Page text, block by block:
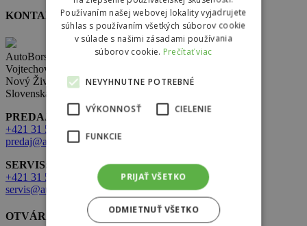
KONTAKT
AutoBors s.r.o.
Vojtechovce 321,
Nový Život 930 38
Slovenská republika
PREDAJ:
+421 31 569 2 502
predaj@autobors.sk
SERVIS:
+421 31 569 1 080
servis@autobors.sk
OTVÁRACIE HODINY
Používaním našej webovej lokality vyjadrujete
súhlas s používaním všetkých súborov cookie
v súlade s našimi zásadami používania
súborov cookie. Prečítať viac
NEVYHNUTNE POTREBNÉ
VÝKONNOSŤ CIELENIE
FUNKCIE
PRIJAŤ VŠETKO
ODMIETNUŤ VŠETKO